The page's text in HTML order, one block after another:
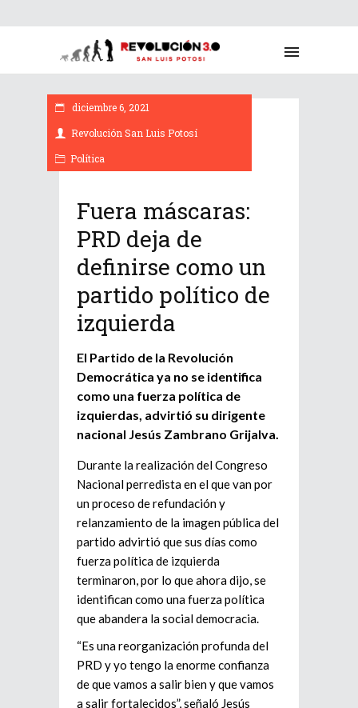
diciembre 6, 2021
Revolución San Luis Potosí
Política
Fuera máscaras:
PRD deja de
definirse como un
partido político de
izquierda
El Partido de la Revolución
Democrática ya no se identifica
como una fuerza política de
izquierdas, advirtió su dirigente
nacional Jesús Zambrano Grijalva.
Durante la realización del Congreso
Nacional perredista en el que van por
un proceso de refundación y
relanzamiento de la imagen pública del
partido advirtió que sus días como
fuerza política de izquierda
terminaron, por lo que ahora dijo, se
identifican como una fuerza política
que abandera la social democracia.
“Es una reorganización profunda del
PRD y yo tengo la enorme confianza
de que vamos a salir bien y que vamos
a salir fortalecidos”, señaló Jesús